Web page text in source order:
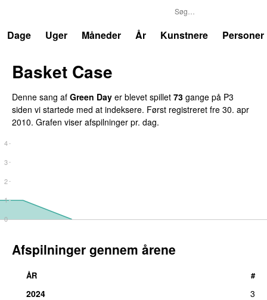
Dage
Uger Måneder År Kunstnere Personer
Basket Case
Denne sang af Green Day er blevet spillet 73 gange på P3
siden vi startede med at indeksere. Først registreret fre 30. apr
2010. Grafen viser afspilninger pr. dag.
0
1
2
3
4
Afspilninger gennem årene
ÅR #
2024
3